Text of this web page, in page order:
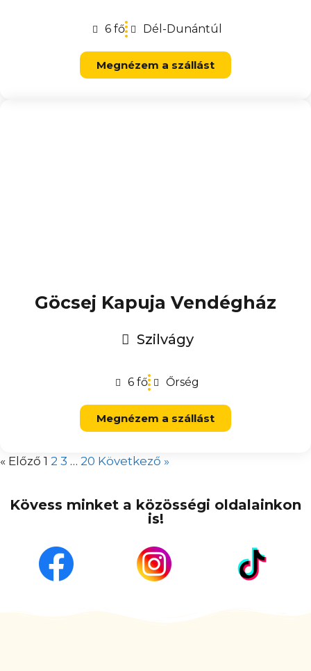
6 fő Dél-Dunántúl
Megnézem a szállást
Göcsej Kapuja Vendégház
Szilvágy
6 fő Őrség
Megnézem a szállást
« Előző 1 2 3 … 20 Következő »
Kövess minket a közösségi oldalainkon
is!